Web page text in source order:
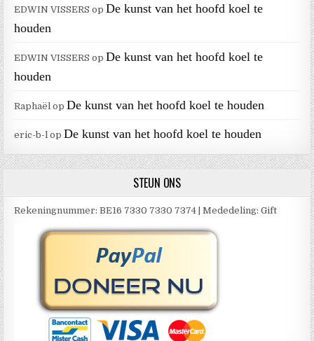
EDWIN VISSERS op De kunst van het hoofd koel te
houden
EDWIN VISSERS op De kunst van het hoofd koel te
houden
Raphaël op De kunst van het hoofd koel te houden
eric-b-l op De kunst van het hoofd koel te houden
STEUN ONS
Rekeningnummer: BE16 7330 7330 7374 | Mededeling: Gift